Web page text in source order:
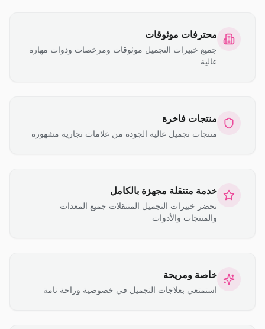
محترفات موثوقات
جميع خبيرات التجميل موثوقات ومرخصات وذوات مهارة
عالية
منتجات فاخرة
منتجات تجميل عالية الجودة من علامات تجارية مشهورة
خدمة متنقلة مجهزة بالكامل
تحضر خبيرات التجميل المتنقلات جميع المعدات
والمنتجات والأدوات
خاصة ومريحة
استمتعي بعلاجات التجميل في خصوصية وراحة تامة